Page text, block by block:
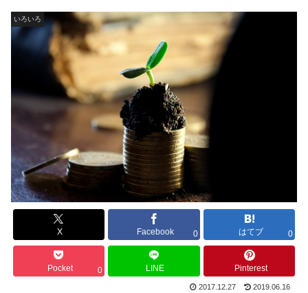
いろいろ
X Facebook 0 はてブ 0
Pocket 0 LINE Pinterest
2017.12.27 2019.06.16